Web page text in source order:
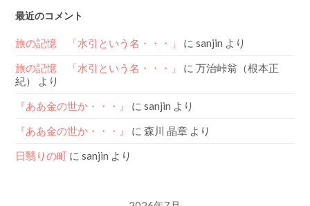
最近のコメント
旅の記憶 「水引という名・・・」 にsanjin より
旅の記憶 「水引という名・・・」
に万治峠翁（根本正
紀）
より
『ああ金の世か・・・』 にsanjin より
『ああ金の世か・・・』 に森川 晶章 より
日翳りの町 にsanjin より
2026年7月